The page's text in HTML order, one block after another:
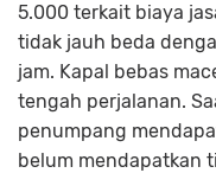
5.000 terkait biaya
tidak jauh beda
jam. Kapal bebas
tengah perjalanan.
penumpang
belum mendapatkan